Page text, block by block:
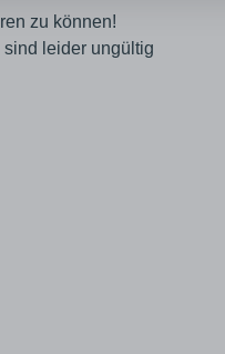
zu können!
leider ungültig